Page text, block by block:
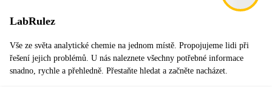
LabRulez
Vše ze světa analytické chemie na jednom místě. Propojujeme lidi při
řešení jejich problémů. U nás naleznete všechny potřebné informace
snadno, rychle a přehledně. Přestaňte hledat a začněte nacházet.